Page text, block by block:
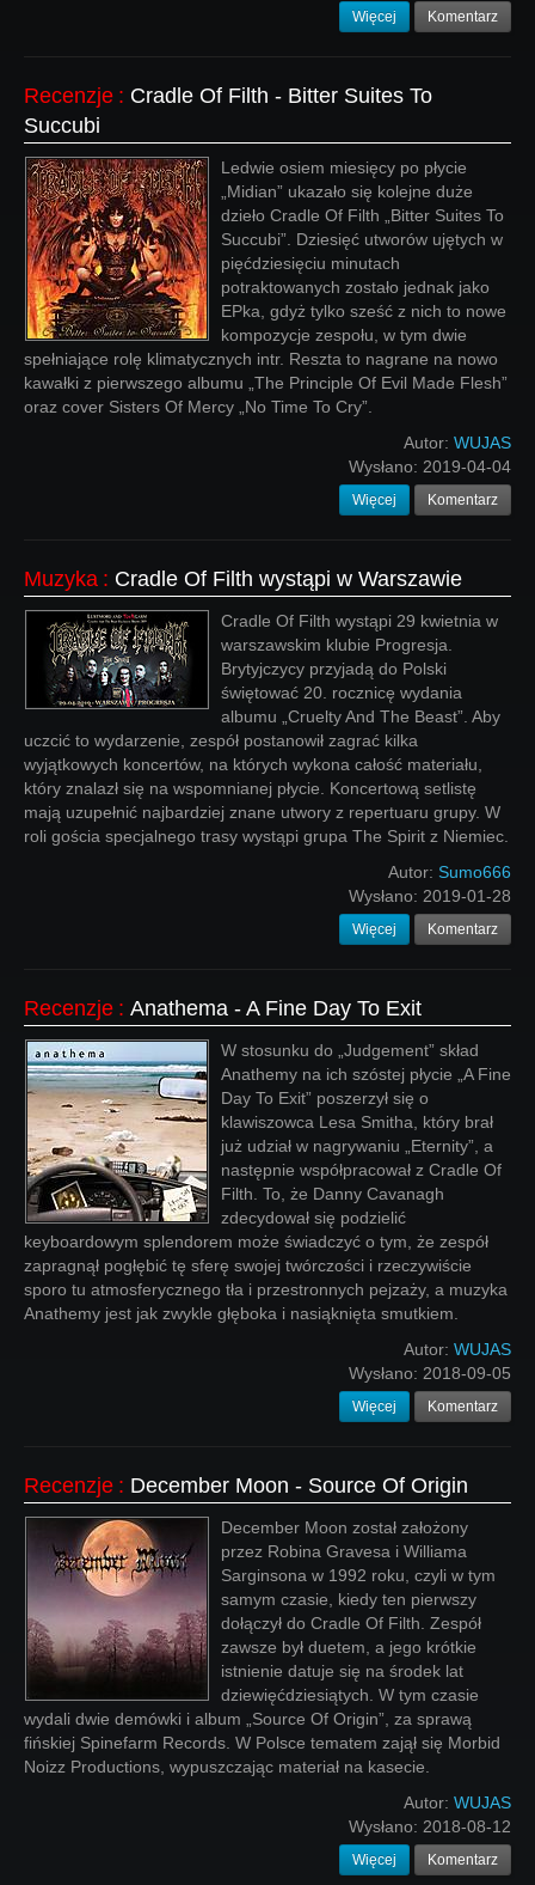
Więcej Komentarz
Recenzje : Cradle Of Filth - Bitter Suites To
Succubi
Ledwie osiem miesięcy po płycie
„Midian” ukazało się kolejne duże
dzieło Cradle Of Filth „Bitter Suites To
Succubi”. Dziesięć utworów ujętych w
pięćdziesięciu minutach
potraktowanych zostało jednak jako
EPka, gdyż tylko sześć z nich to nowe
kompozycje zespołu, w tym dwie
spełniające rolę klimatycznych intr. Reszta to nagrane na nowo
kawałki z pierwszego albumu „The Principle Of Evil Made Flesh”
oraz cover Sisters Of Mercy „No Time To Cry”.
Autor: WUJAS
Wysłano: 2019-04-04
Więcej Komentarz
Muzyka : Cradle Of Filth wystąpi w Warszawie
Cradle Of Filth wystąpi 29 kwietnia w
warszawskim klubie Progresja.
Brytyjczycy przyjadą do Polski
świętować 20. rocznicę wydania
albumu „Cruelty And The Beast”. Aby
uczcić to wydarzenie, zespół postanowił zagrać kilka
wyjątkowych koncertów, na których wykona całość materiału,
który znalazł się na wspomnianej płycie. Koncertową setlistę
mają uzupełnić najbardziej znane utwory z repertuaru grupy. W
roli gościa specjalnego trasy wystąpi grupa The Spirit z Niemiec.
Autor: Sumo666
Wysłano: 2019-01-28
Więcej Komentarz
Recenzje : Anathema - A Fine Day To Exit
W stosunku do „Judgement” skład
Anathemy na ich szóstej płycie „A Fine
Day To Exit” poszerzył się o
klawiszowca Lesa Smitha, który brał
już udział w nagrywaniu „Eternity”, a
następnie współpracował z Cradle Of
Filth. To, że Danny Cavanagh
zdecydował się podzielić
keyboardowym splendorem może świadczyć o tym, że zespół
zapragnął pogłębić tę sferę swojej twórczości i rzeczywiście
sporo tu atmosferycznego tła i przestronnych pejzaży, a muzyka
Anathemy jest jak zwykle głęboka i nasiąknięta smutkiem.
Autor: WUJAS
Wysłano: 2018-09-05
Więcej Komentarz
Recenzje : December Moon - Source Of Origin
December Moon został założony
przez Robina Gravesa i Williama
Sarginsona w 1992 roku, czyli w tym
samym czasie, kiedy ten pierwszy
dołączył do Cradle Of Filth. Zespół
zawsze był duetem, a jego krótkie
istnienie datuje się na środek lat
dziewięćdziesiątych. W tym czasie
wydali dwie demówki i album „Source Of Origin”, za sprawą
fińskiej Spinefarm Records. W Polsce tematem zajął się Morbid
Noizz Productions, wypuszczając materiał na kasecie.
Autor: WUJAS
Wysłano: 2018-08-12
Więcej Komentarz